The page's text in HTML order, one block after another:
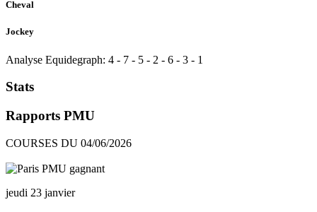
Cheval
Jockey
Analyse Equidegraph: 4 - 7 - 5 - 2 - 6 - 3 - 1
Stats
Rapports PMU
COURSES DU 04/06/2026
jeudi 23 janvier